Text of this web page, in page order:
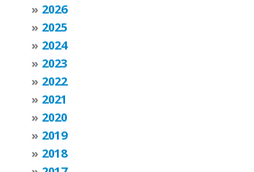
2026
2025
2024
2023
2022
2021
2020
2019
2018